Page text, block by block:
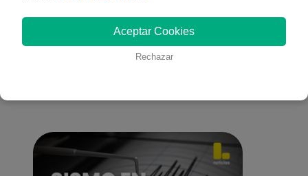
También te puede
Aceptar Cookies
Rechazar